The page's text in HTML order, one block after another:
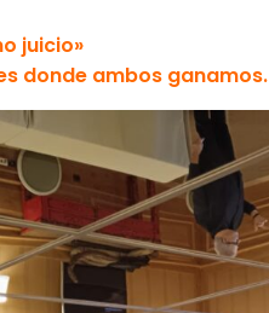
juicio»
donde ambos ganamos.